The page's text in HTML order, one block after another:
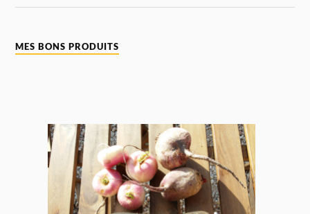
MES BONS PRODUITS